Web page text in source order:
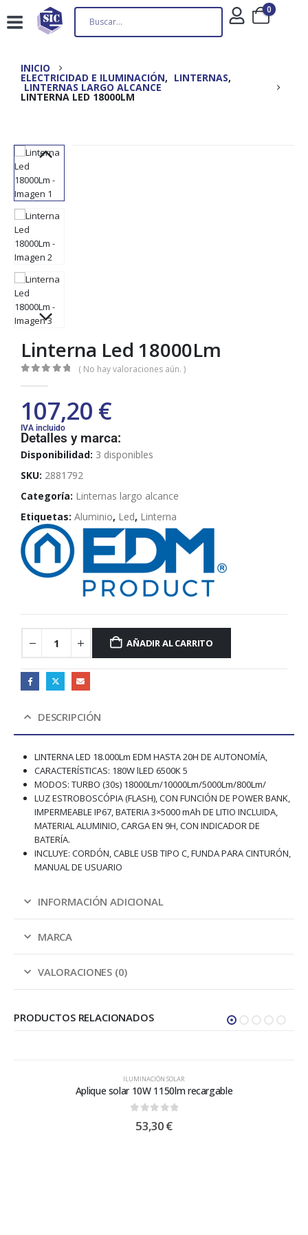
0
INICIO
ELECTRICIDAD E ILUMINACIÓN, LINTERNAS,
LINTERNAS LARGO ALCANCE
LINTERNA LED 18000LM
Linterna Led 18000Lm
( No hay valoraciones aún. )
107,20 €
IVA incluido
Detalles y marca:
Disponibilidad: 3 disponibles
SKU: 2881792
Categoría: Linternas largo alcance
Etiquetas: Aluminio, Led, Linterna
AÑADIR AL CARRITO
DESCRIPCIÓN
LINTERNA LED 18.000Lm EDM HASTA 20H DE AUTONOMÍA,
CARACTERÍSTICAS: 180W lLED 6500K 5
MODOS: TURBO (30s) 18000Lm/10000Lm/5000Lm/800Lm/
LUZ ESTROBOSCÓPIA (FLASH), CON FUNCIÓN DE POWER BANK,
IMPERMEABLE IP67, BATERIA 3×5000 mAh DE LITIO INCLUIDA,
MATERIAL ALUMINIO, CARGA EN 9H, CON INDICADOR DE
BATERÍA.
INCLUYE: CORDÓN, CABLE USB TIPO C, FUNDA PARA CINTURÓN,
MANUAL DE USUARIO
INFORMACIÓN ADICIONAL
MARCA
VALORACIONES (0)
PRODUCTOS RELACIONADOS
ILUMINACIÓN SOLAR
Aplique solar 10W 1150lm recargable
53,30€